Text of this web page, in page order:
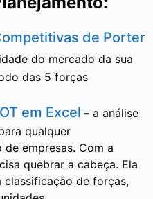
de Porter
do mercado da sua
das 5 forças
em Excel – a análise
qualquer
empresas. Com a
quebrar a cabeça. Ela
classificação de forças,